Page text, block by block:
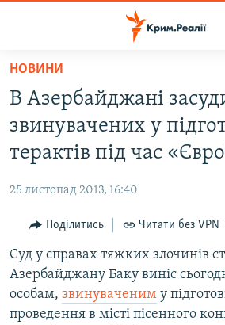
Перейти
основного
матеріалу
до
основної
Перейти
пошуку
ВОДА.КРИМ
ВІДЕО ТА ФОТО
БЛОГИ
ПОГЛЯД
ІНТЕРВ'Ю
ВСЕ ЗА ДЕНЬ
СПЕЦПРОЕКТИ
НОВИНИ
В Азербайджані
звинувачених у
терактів під час
25 листопад 2013, 16:40
Поділитись Читати без VPN
Суд у справах тяжких злочинів
Азербайджану Баку виніс
особам, звинуваченим у
проведення в місті пісенного